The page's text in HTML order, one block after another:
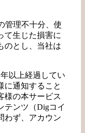
管理不十分、使
て生じた損害に
のとし、当社は
以上経過してい
に通知すること
様の本サービス
テンツ（Digコイ
わず、アカウン